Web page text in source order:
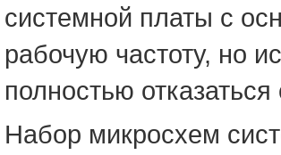
системной платы с
рабочую частоту, но
полностью
Набор микросхем